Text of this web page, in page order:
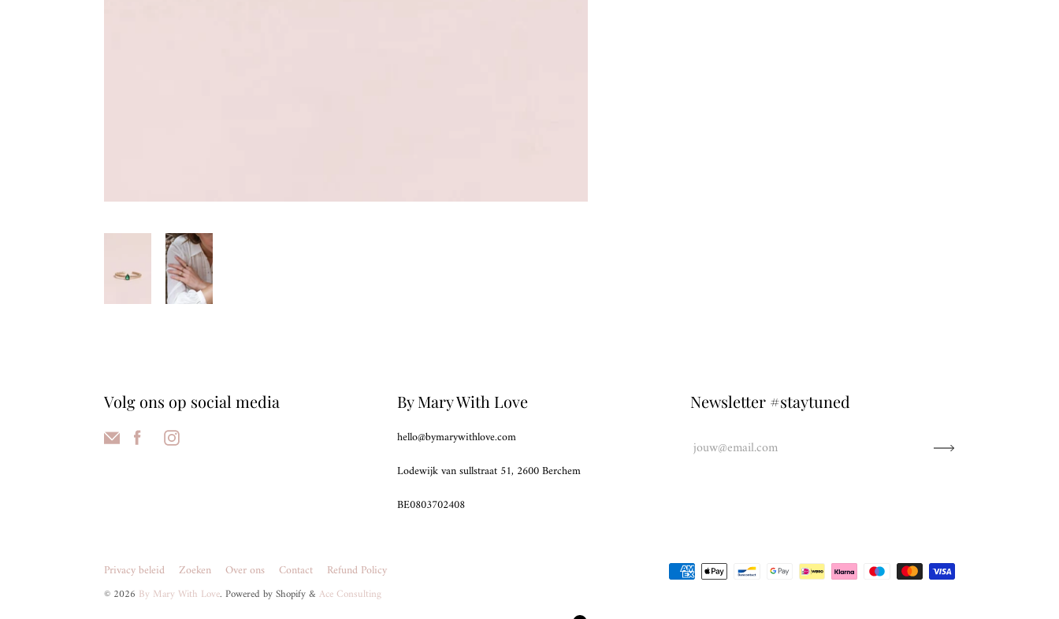
Volg ons op social media By Mary With Love
hello@bymarywithlove.com
Lodewijk van sullstraat 51, 2600 Berchem
BE0803702408
Newsletter #staytuned
Privacy beleid Zoeken Over ons Contact Refund Policy
© 2026 By Mary With Love. Powered by Shopify & Ace Consulting